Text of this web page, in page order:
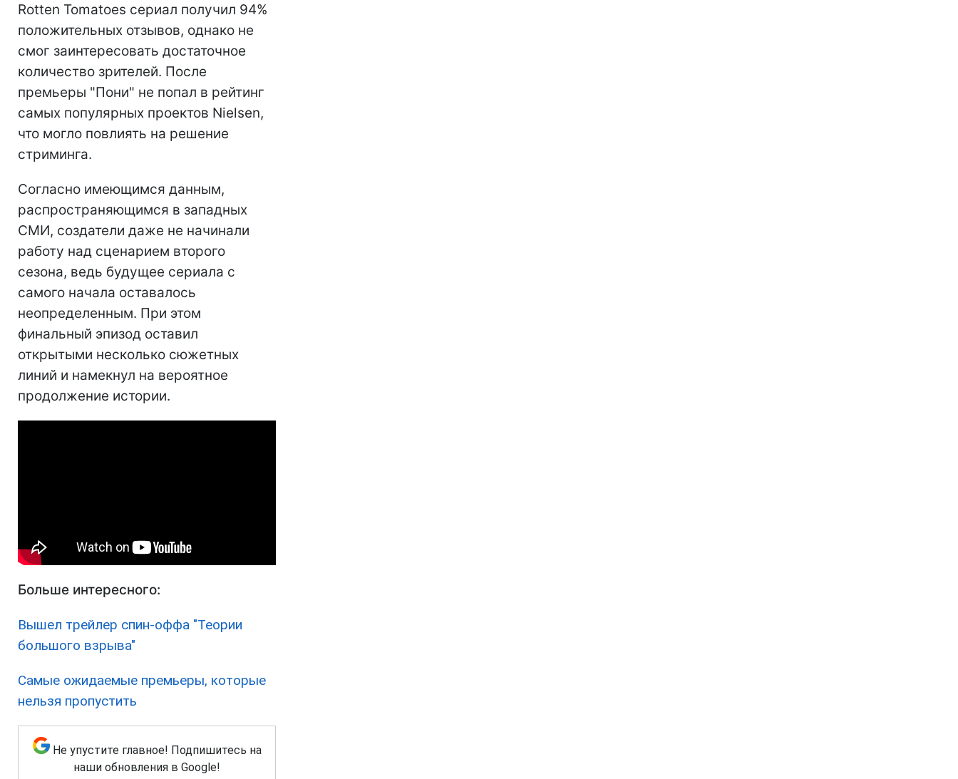
Rotten Tomatoes сериал получил 94%
положительных отзывов, однако не
смог заинтересовать достаточное
количество зрителей. После
премьеры "Пони" не попал в рейтинг
самых популярных проектов Nielsen,
что могло повлиять на решение
стриминга.
Согласно имеющимся данным,
распространяющимся в западных
СМИ, создатели даже не начинали
работу над сценарием второго
сезона, ведь будущее сериала с
самого начала оставалось
неопределенным. При этом
финальный эпизод оставил
открытыми несколько сюжетных
линий и намекнул на вероятное
продолжение истории.
Больше интересного:
Вышел трейлер спин-оффа "Теории
большого взрыва"
Самые ожидаемые премьеры, которые
нельзя пропустить
Не упустите главное! Подпишитесь на
наши обновления в Google!